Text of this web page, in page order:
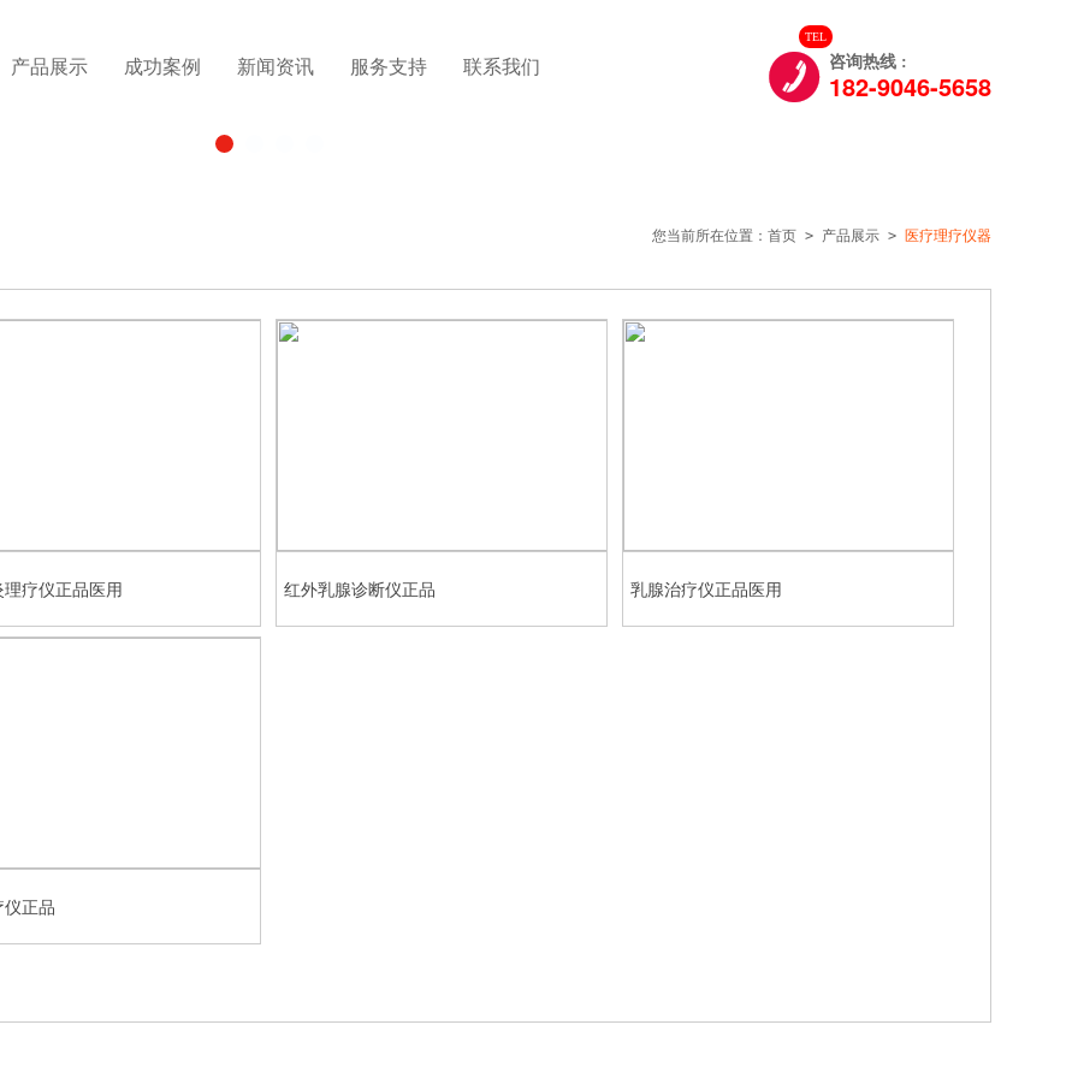
产品展示 成功案例 新闻资讯 服务支持 联系我们 
TEL
咨询热线 :
182-9046-5658
您当前所在位置： 首页 > 产品展示 > 医疗理疗仪器
疗仪正品医用 红外乳腺诊断仪正品 乳腺治疗仪正品医用
正品